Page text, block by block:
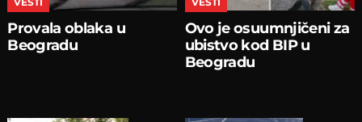
Provala oblaka u
Beogradu
Ovo je osuumnjičeni za
ubistvo kod BIP u
Beogradu